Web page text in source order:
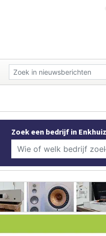
Zoek een bedrijf in